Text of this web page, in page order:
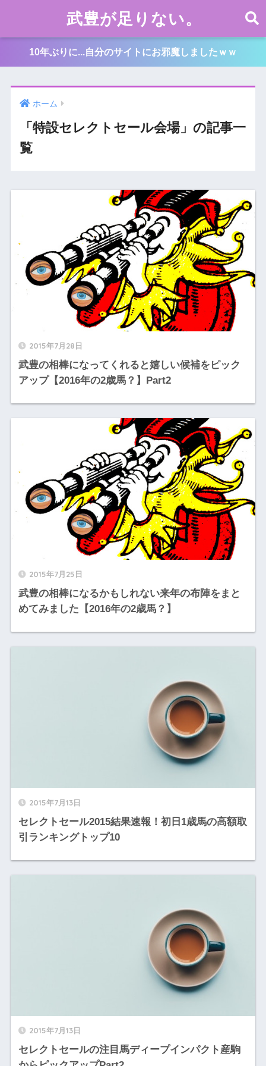
武豊が足りない。
10年ぶりに...自分のサイトにお邪魔しましたｗｗ
ホーム
「特設セレクトセール会場」の記事一
覧
2015年7月28日
武豊の相棒になってくれると嬉しい候補をピック
アップ【2016年の2歳馬？】Part2
2015年7月25日
武豊の相棒になるかもしれない来年の布陣をまと
めてみました【2016年の2歳馬？】
2015年7月13日
セレクトセール2015結果速報！初日1歳馬の高額取
引ランキングトップ10
2015年7月13日
セレクトセールの注目馬ディープインパクト産駒